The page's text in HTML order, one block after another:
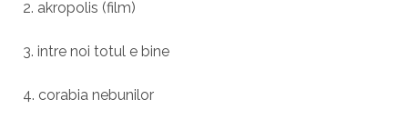
2. akropolis (film)
3. intre noi totul e bine
4. corabia nebunilor